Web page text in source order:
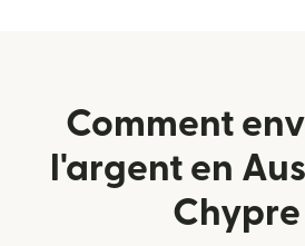
Comment
l'argent en
Chypre